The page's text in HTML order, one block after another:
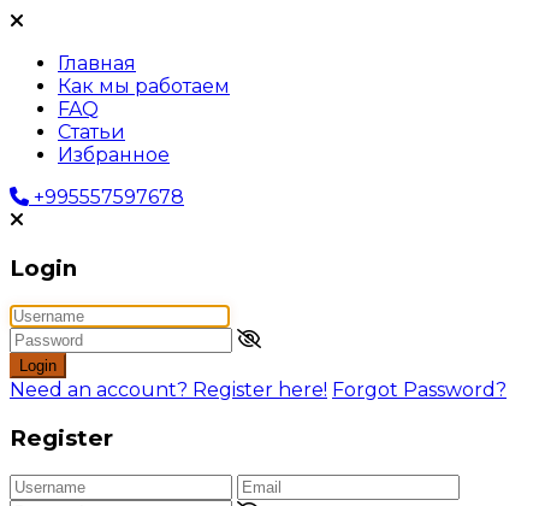
Главная
Как мы работаем
FAQ
Статьи
Избранное
+995557597678
Login
Login
Need an account? Register here! Forgot Password?
Register